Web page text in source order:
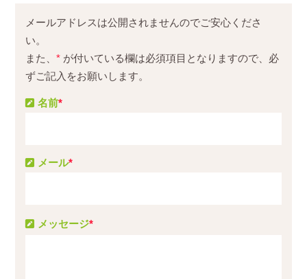
メールアドレスは公開されませんのでご安心くださ
い。
また、* が付いている欄は必須項目となりますので、必
ずご記入をお願いします。
メッセージ*
名前*
メール*